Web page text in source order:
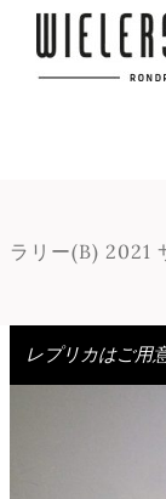
ラリー(B) 2021
レプリカはご用